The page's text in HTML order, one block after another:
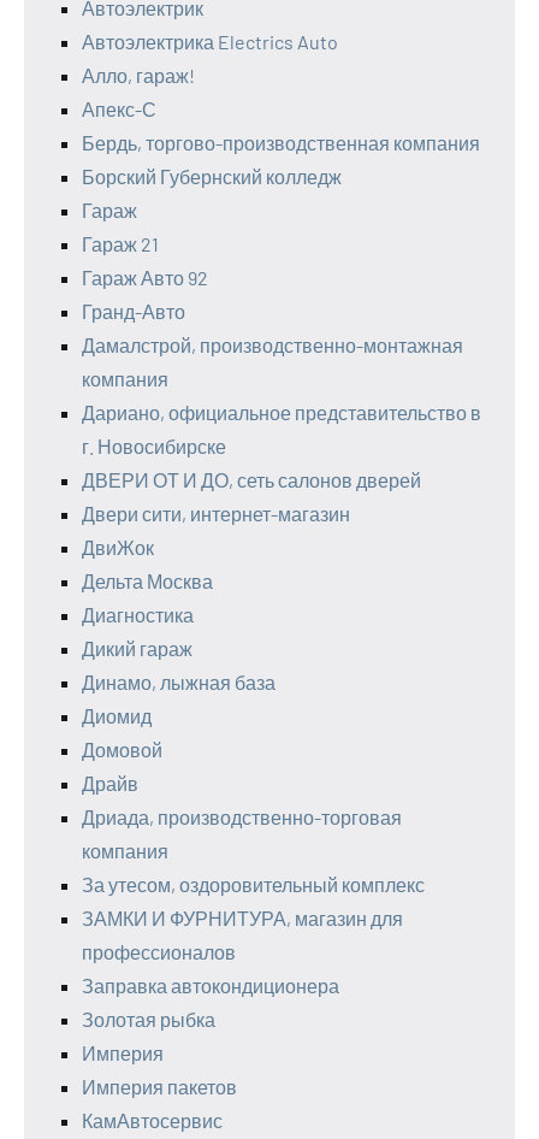
Автоэлектрик
Автоэлектрика Electrics Auto
Алло, гараж!
Апекс-С
Бердь, торгово-производственная компания
Борский Губернский колледж
Гараж
Гараж 21
Гараж Авто 92
Гранд-Авто
Дамалстрой, производственно-монтажная
компания
Дариано, официальное представительство в
г. Новосибирске
ДВЕРИ ОТ И ДО, сеть салонов дверей
Двери сити, интернет-магазин
ДвиЖок
Дельта Москва
Диагностика
Дикий гараж
Динамо, лыжная база
Диомид
Домовой
Драйв
Дриада, производственно-торговая
компания
За утесом, оздоровительный комплекс
ЗАМКИ И ФУРНИТУРА, магазин для
профессионалов
Заправка автокондиционера
Золотая рыбка
Империя
Империя пакетов
КамАвтосервис